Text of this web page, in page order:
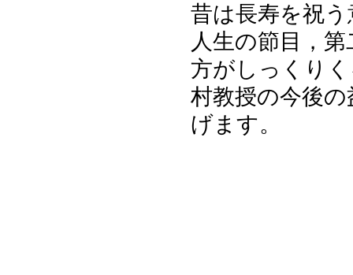
昔は長寿を祝
人生の節目，
方がしっくり
村教授の今後
げます。